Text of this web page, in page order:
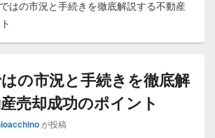
はの市況と手続きを徹底解説する不動産
の市況と手続きを徹底解
売却成功のポイント
が投稿